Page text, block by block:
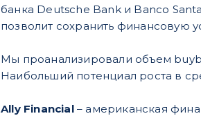
банка Deutsche Bank и Banco
позволит сохранить финансовую
Мы проанализировали объем
Наибольший потенциал роста в
Ally Financial– американская